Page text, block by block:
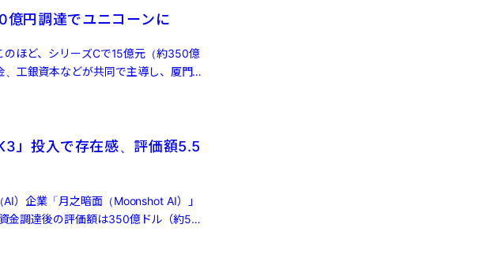
円調達でユニコーンに
ほど、シリーズCで15億元（約350億
工銀資本などが共同で主導し、厦門国
投入で存在感、評価額5.5
）企業「月之暗面（Moonshot AI）」
金調達後の評価額は350億ドル（約5兆